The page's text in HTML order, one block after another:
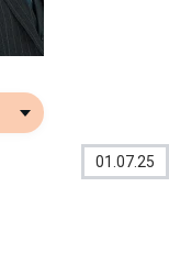
01.07.25